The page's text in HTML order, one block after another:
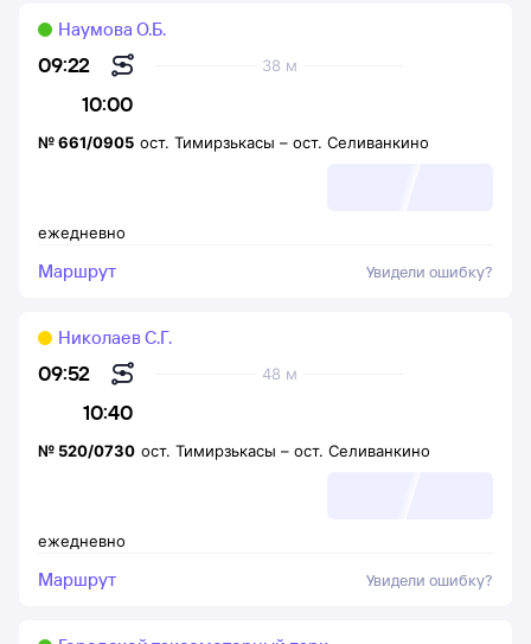
09:22
10:00
38 м
Наумова О.Б.
ежедневно
№661/0905 ост. Тимирзькасы – ост. Селиванкино
Маршрут Увидели ошибку?
09:52
10:40
48 м
Николаев С.Г.
ежедневно
№ 520/0730 ост. Тимирзькасы – ост. Селиванкино
Маршрут Увидели ошибку?